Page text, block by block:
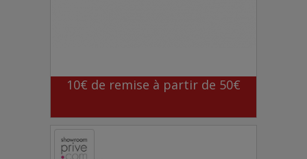
10€ de remise à partir de 50€